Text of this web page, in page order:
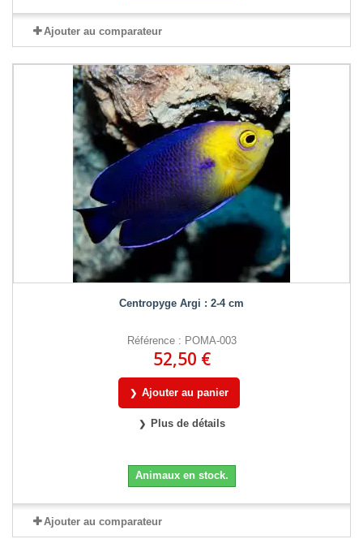
Ajouter au comparateur
Centropyge Argi : 2-4 cm
Référence : POMA-003
52,50 €
Ajouter au panier
Plus de détails
Animaux en stock.
Ajouter au comparateur